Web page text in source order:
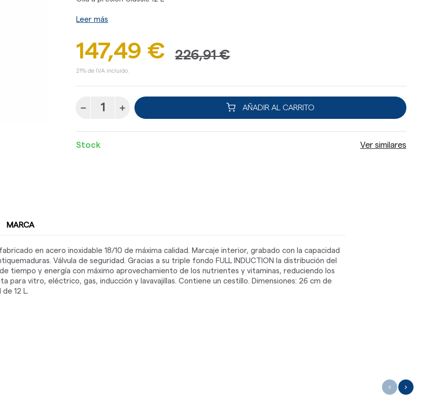
Leer más
147,49 € 226,91 €
21% de IVA incluido.
AÑADIR AL CARRITO
Stock Ver similares
MARCA
en acero inoxidable 18/10 de máxima calidad. Marcaje interior, grabado con la capacidad
Válvula de seguridad. Gracias a su triple fondo FULL INDUCTION la distribución del
tiempo y energía con máximo aprovechamiento de los nutrientes y vitaminas, reduciendo los
para vitro, eléctrico, gas, inducción y lavavajillas. Contiene un cestillo. Dimensiones: 26 cm de
12 L.
‹ ›